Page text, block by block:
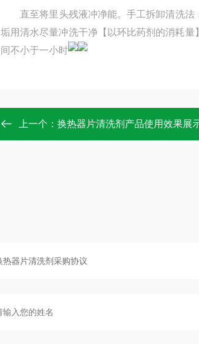
直至将里头残液冲净能。手工拆卸清洗法
垢用清水尽量冲洗干净【以环比药剂的消耗
间不小于一小时
上一个： 换热器片清洗剂产品使用效果展